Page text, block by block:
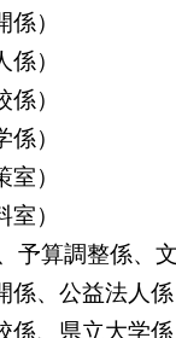
）
）
）
）
）
）
予算調整係、
、公益法人
、県立大学